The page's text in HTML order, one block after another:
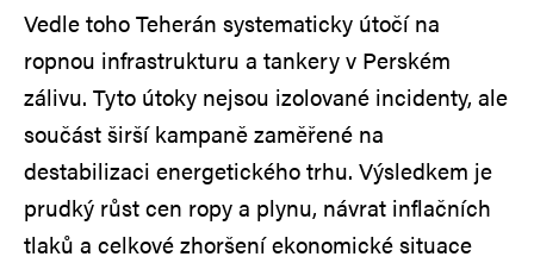
Vedle toho Teherán systematicky útočí na
ropnou infrastrukturu a tankery v Perském
zálivu. Tyto útoky nejsou izolované incidenty, ale
součást širší kampaně zaměřené na
destabilizaci energetického trhu. Výsledkem je
prudký růst cen ropy a plynu, návrat inflačních
tlaků a celkové zhoršení ekonomické situace